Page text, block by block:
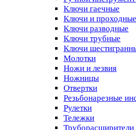
Ключи гаечные
Ключи и
Ключи разводные
Ключи трубные
Ключи
Молотки
Ножи и лезвия
Ножницы
Отвертки
Резьбонарезные
Рулетки
Тележки
Труборасширители